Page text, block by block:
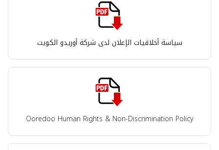
سياسة أخلاقيات الإعلان لدى شركة أوريدو الكويت
Ooredoo Human Rights & Non-Discrimination Policy